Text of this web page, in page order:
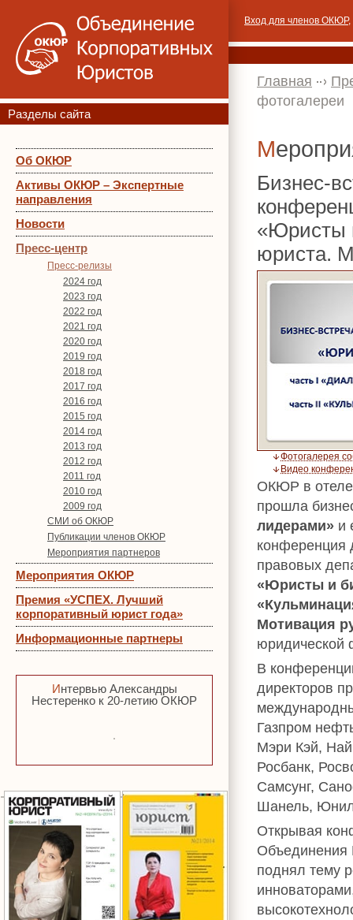
Разделы сайта
Об ОКЮР
Активы ОКЮР – Экспертные
направления
Новости
Пресс-центр
Пресс-релизы
2024 год
2023 год
2022 год
2021 год
2020 год
2019 год
2018 год
2017 год
2016 год
2015 год
2014 год
2013 год
2012 год
2011 год
2010 год
2009 год
СМИ об ОКЮР
Публикации членов ОКЮР
Мероприятия партнеров
Мероприятия ОКЮР
Премия «УСПЕХ. Лучший
корпоративный юрист года»
Информационные партнеры
Интервью Александры
Нестеренко к 20-летию ОКЮР
Вход для членов ОКЮР,
Главная
фотогалереи
Бизнес-
«Юристы
юриста.
Фотогалерея
Видео
ОКЮР в отеле
прошла
лидерами» и
конференция
правовых
«Юристы и
Мотивация
юридической
В
директоров
Газпром
Мэри Кэй,
Росбанк,
Самсунг,
Шанель,
Открывая
поднял тему